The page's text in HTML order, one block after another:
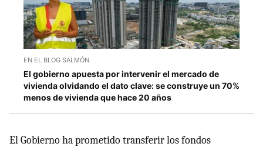
EN EL BLOG SALMÓN
El gobierno apuesta por intervenir el mercado de
vivienda olvidando el dato clave: se construye un 70%
menos de vivienda que hace 20 años
El Gobierno ha prometido transferir los fondos